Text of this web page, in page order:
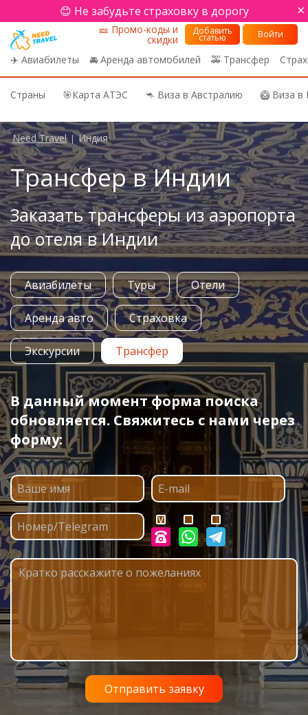
😊 Не забудьте страховку в дорогу ×
✈️ Авиабилеты 🚘 Аренда автомобилей 🚕 Трансфер
🎫 Промо-коды и
скидки
Добавить
статью Войти
Страны 🎯Карта АТЭС 🦘 Виза в Австралию 🥝 Виза
Need Travel | Индия
Трансфер в Индии
Заказать трансферы из аэропорта
до отеля в Индии
Авиабилеты Туры Отели
Аренда авто Страховка
Экскурсии Трансфер
В данный момент форма поиска
обновляется. Свяжитесь с нами через
форму: